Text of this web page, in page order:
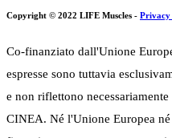
Copyright © 2022 LIFE Muscles - Privacy
Co-finanziato dall'Unione
espresse sono tuttavia
e non riflettono
CINEA. Né l'Unione Europea